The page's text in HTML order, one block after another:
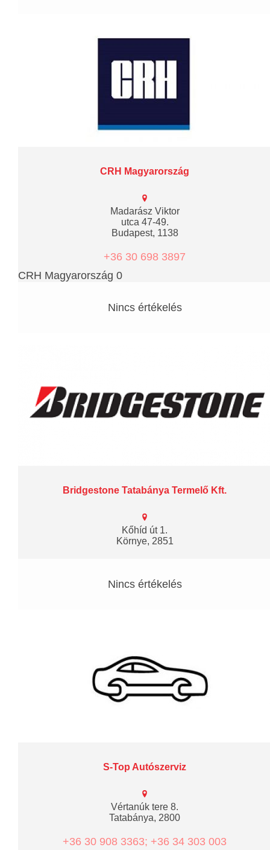
CRH Magyarország
Madarász Viktor
utca 47-49.
Budapest, 1138
+36 30 698 3897
CRH Magyarország 0
Nincs értékelés
Bridgestone Tatabánya Termelő Kft.
Kőhíd út 1.
Környe, 2851
Nincs értékelés
S-Top Autószerviz
Vértanúk tere 8.
Tatabánya, 2800
+36 30 908 3363; +36 34 303 003